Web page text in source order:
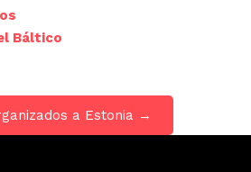
Báltico
a Estonia →